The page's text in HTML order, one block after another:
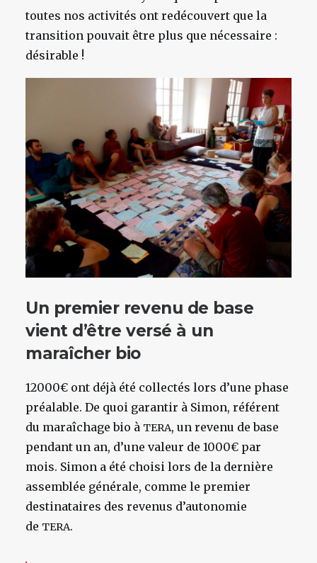
toutes nos activités ont redécouvert que la
transition pouvait être plus que nécessaire :
désirable !
Un premier revenu de base
vient d’être versé à un
maraîcher bio
12000€ ont déjà été collectés lors d’une phase
préalable. De quoi garantir à Simon, référent
du maraîchage bio à TERA, un revenu de base
pendant un an, d’une valeur de 1000€ par
mois. Simon a été choisi lors de la dernière
assemblée générale, comme le premier
destinataires des revenus d’autonomie
de TERA.